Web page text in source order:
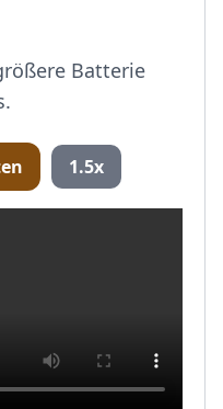
Batterie
1.5x